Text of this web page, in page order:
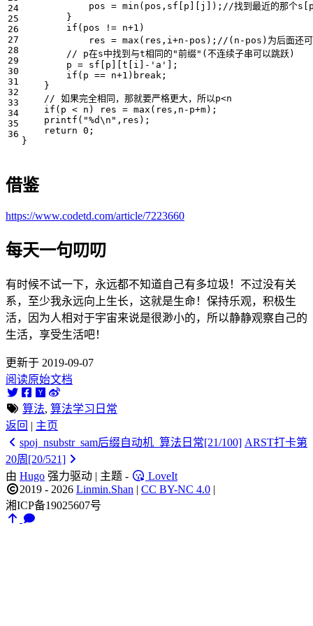
pos = min ( pos , sf p j
]);
}
if ( pos != n+1 )
res = max ( res , i+n - pos );
p = sf p t i - 'a'
];
if ( p == n+1 ) break ;
}
if ( p < n ) res = max ( res , n - p+m);
printf ( "%d\n " , res );
return 0 ;
}
借鉴
https://www.codetd.com/article/7223660
每天一句叨叨
有时候不试一下，永远都不知道自己有多垃圾！不过没有关
系，至少我永远向上生长，这就是生命！保持乐观，积极生
活，因为人相对于宇宙来说是很渺小的，所以静静观察自己的
生活，享受生活吧！
更新于 2019-09-07
阅读原始文档
算法, 算法学习日常
返回 | 主页
spoj_nsubstr_sam后缀自动机_算法日常[21/100] ARST打卡第
20周[20/521]
由 Hugo 强力驱动 | 主题 -
LoveIt
2019 - 2026 Linmin.Shan | CC BY-NC 4.0 |
湘ICP备19025607号